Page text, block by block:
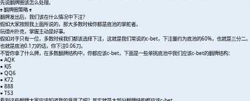
先说翻牌圈该怎么处理。
♠ 翻牌圈策略 ♠
翻牌发出后，我们该在什么情况中下注？
假如大家按照我上面所说的，那大多数时候你都是底池的掌舵者。
玩德州扑克，掌握主动是好事。
假如对手只有一位，多数时候我们都该选择下注，这就是我们常说的c-bet，下注量约为底池的60%，也就是三分二。
也就是底池0.1刀的话，你下注0.06刀。
不管你拿了什么牌，在多数翻牌结构中，你都应该c-bet，下面是一些单挑底池中我们应该c-bet的翻牌结构：
● AQK
● KJ5
● QQ6
● K72
● 888
● T53